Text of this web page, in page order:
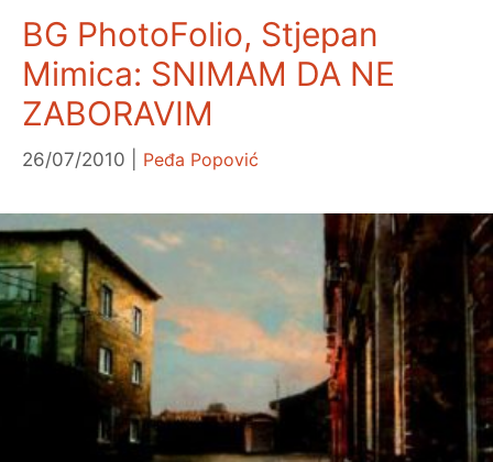
BG PhotoFolio, Stjepan
Mimica: SNIMAM DA NE
ZABORAVIM
26/07/2010 Peđa Popović